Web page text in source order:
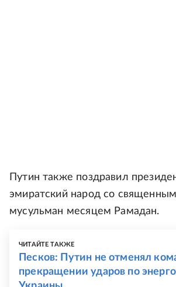
Путин также поздравил
эмиратский народ со
мусульман месяцем Рамадан.
ЧИТАЙТЕ ТАКЖЕ
Песков: Путин не отменял
прекращении ударов по